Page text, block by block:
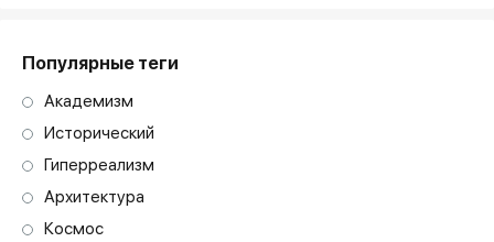
Популярные теги
Академизм
Исторический
Гиперреализм
Архитектура
Космос